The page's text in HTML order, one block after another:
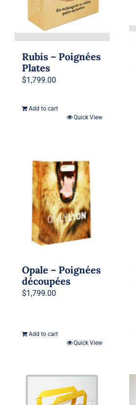
Rubis – Poignées
Plates
$1,799.00
Add to cart
Quick View
Opale – Poignées
découpées
$1,799.00
Add to cart
Quick View